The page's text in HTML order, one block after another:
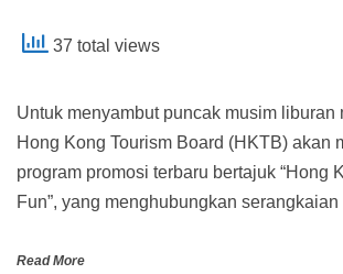
37 total views
Untuk menyambut puncak musim liburan
Hong Kong Tourism Board (HKTB) akan
program promosi terbaru bertajuk “Hong
Fun”, yang menghubungkan serangkaian
Read More